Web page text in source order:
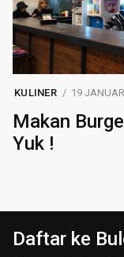
KULINER 19
Makan
Yuk !
Daftar ke